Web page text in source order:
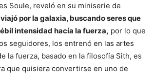
Soule, reveló en su miniserie de
viajó por la galaxia, buscando seres que
intensidad hacía la fuerza, por lo que
seguidores, los entrenó en las artes
la fuerza, basado en la filosofía Sith, es
que quisiera convertirse en uno de